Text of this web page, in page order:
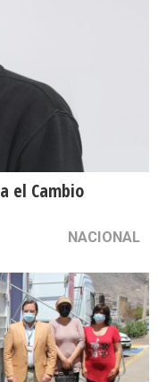
el Cambio
NACIONAL